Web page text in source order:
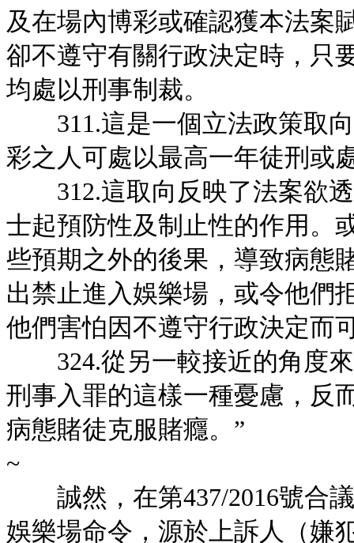
及在場內博彩或確認獲本法案
卻不遵守有關行政決定時，只
均處以刑事制裁。
311.這是一個立法政策取向
彩之人可處以最高一年徒刑或
312.這取向反映了法案欲透
士起預防性及制止性的作用。
些預期之外的後果，導致病態
出禁止進入娛樂場，或令他們
他們害怕因不遵守行政決定而
324.從另一較接近的角度來
刑事入罪的這樣一種憂慮，反
病態賭徒克服賭癮。”
~
誠然，在第437/2016號合議
娛樂場命令，源於上訴人（嫌